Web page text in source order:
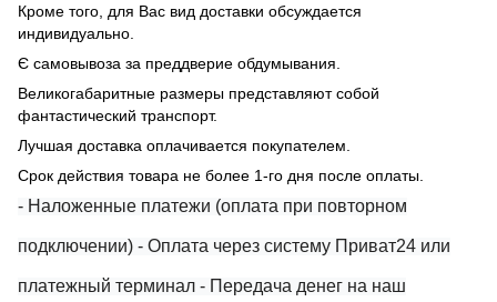
Кроме того, для Вас вид доставки обсуждается
индивидуально.
Є самовывоза за преддверие обдумывания.
Великогабаритные размеры представляют собой
фантастический транспорт.
Лучшая доставка оплачивается покупателем.
Срок действия товара не более 1-го дня после оплаты.
- Наложенные платежи (оплата при повторном
подключении) - Оплата через систему Приват24 или
платежный терминал - Передача денег на наш